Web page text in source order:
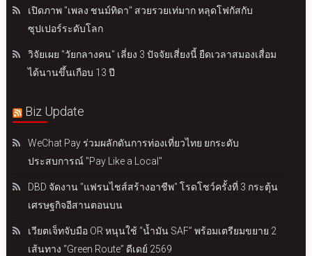
เปิดภาพ "เพลง ชนม์ทิดา" สวยรวยเท่มาก หลุดโฟกัสกับ
ซุปเปอร์ระดับโลก
วิจัยเผย "วัยกลางคน" เลี่ยง 3 ปัจจัยเสี่ยงนี้ ยืดเวลาสมองเสื่อม
ได้นานขึ้นเกือบ 13 ปี
Biz Update
WeChat Pay ร่วมผลักดันการท่องเที่ยวไทย ยกระดับ
ประสบการณ์ "Pay Like a Local"
DBD จัดงาน "แฟรนไชส์สร้างอาชีพ" โรดโชว์ครั้งที่ 3 กระตุ้น
เศรษฐกิจอีสานตอนบน
เวียตเจ็ทจับมือ OR หนุนใช้ “น้ำมัน SAF” พร้อมเตรียมขยาย 2
เส้นทาง “Green Route” ดีเดย์ 2569